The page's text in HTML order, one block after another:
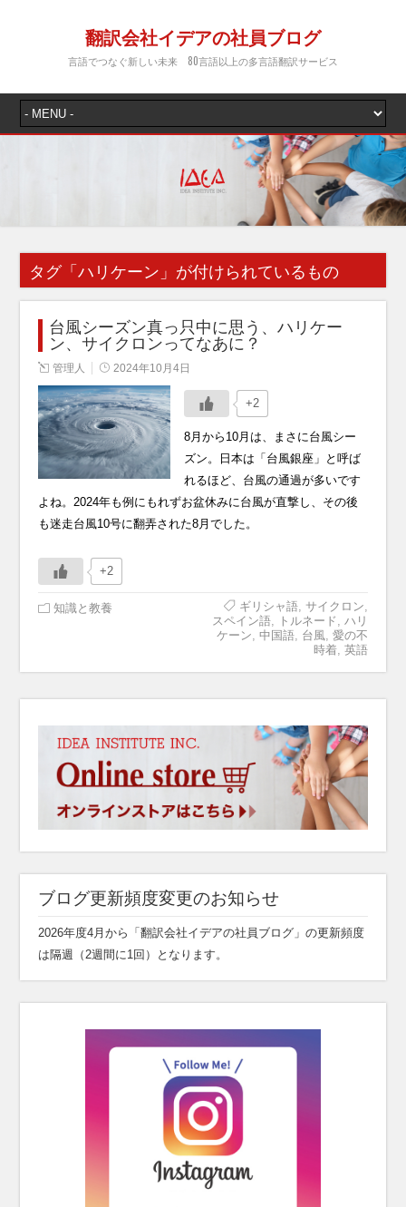
翻訳会社イデアの社員ブログ
言語でつなぐ新しい未来 80言語以上の多言語翻訳サービス
タグ「ハリケーン 」が付けられているもの
台風シーズン真っ只中に思う、ハリケー
ン、サイクロンってなあに？
管理人 2024年10月4日
+2
8月から10月は、まさに台風シー
ズン。日本は「台風銀座」と呼ば
れるほど、台風の通過が多いです
よね。2024年も例にもれずお盆休みに台風が直撃し、その後
も迷走台風10号に翻弄された8月でした。
+2
知識と教養 ギリシャ語, サイクロン
スペイン語, トルネード
ハリ
ケーン 中国語, 台風 愛の不
時着, 英語
ブログ更新頻度変更のお知らせ
2026年度4月から「翻訳会社イデアの社員ブログ」の更新頻度
は隔週（2週間に1回）となります。